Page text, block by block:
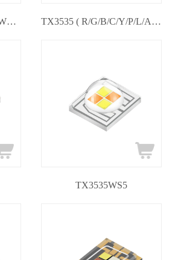
TX3535（R/G/B/C/L/A/W）5/10 TX3535 ( R/G/B/C/Y/P/L/A/W )3
TX3535WS5